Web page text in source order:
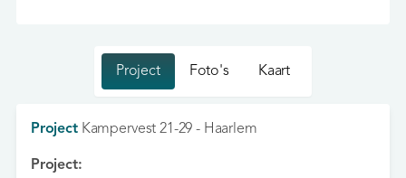
Project Foto's Kaart
Project Kampervest 21-29 - Haarlem
Project: